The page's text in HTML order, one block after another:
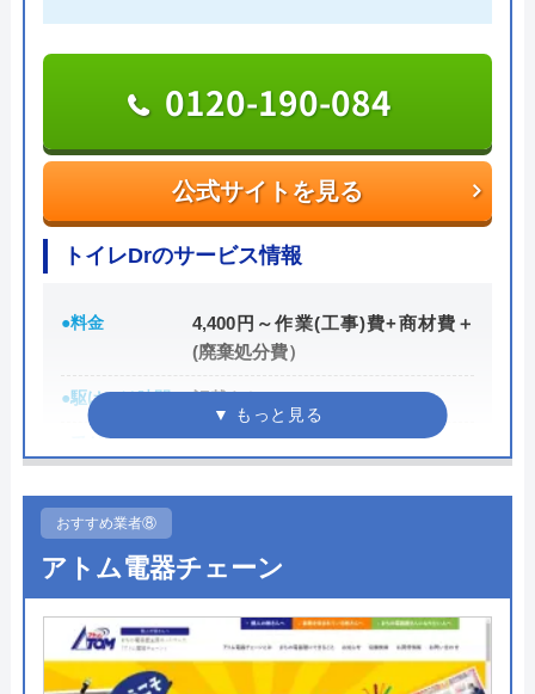
公式サイトを見る
株式会社リマド
所在地
〒491-0813
愛知県一宮市千秋町町屋字宮浦6番地
対応エリア 23都道府県
公式サイトを見る
0120-190-084
トイレDrのサービス情報
●料金
4,400円～作業(工事)費+商材費＋
(廃棄処分費）
●駆けつけ時間 記載なし
●受付時間 24時間
年中無休
●累計実績
トイレDrがおすすめの理由
おすすめ業者⑧
アトム電器チェーン